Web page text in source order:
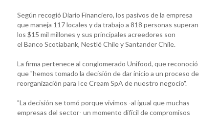
Según recogió Diario Financiero, los pasivos de la empresa
que maneja 117 locales y da trabajo a 818 personas superan
los $15 mil millones y sus principales acreedores son
el Banco Scotiabank, Nestlé Chile y Santander Chile.
La firma pertenece al conglomerado Unifood, que reconoció
que "hemos tomado la decisión de dar inicio a un proceso de
reorganización para Ice Cream SpA de nuestro negocio".
"La decisión se tomó porque vivimos -al igual que muchas
empresas del sector- un momento difícil de compromisos